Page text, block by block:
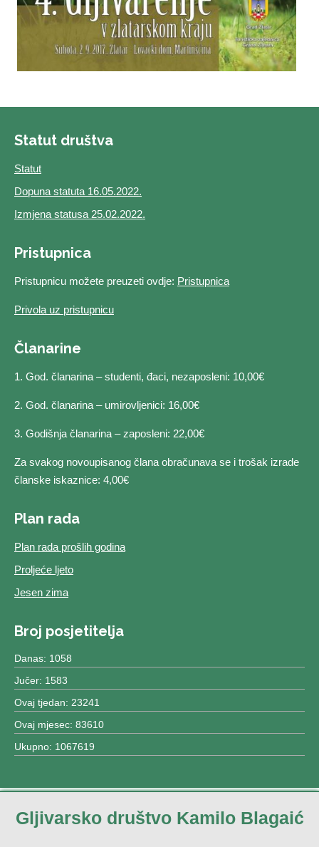
Statut društva
Statut
Dopuna statuta 16.05.2022.
Izmjena statusa 25.02.2022.
Pristupnica
Pristupnicu možete preuzeti ovdje: Pristupnica
Privola uz pristupnicu
Članarine
1. God. članarina – studenti, đaci, nezaposleni: 10,00€
2. God. članarina – umirovljenici: 16,00€
3. Godišnja članarina – zaposleni: 22,00€
Za svakog novoupisanog člana obračunava se i trošak izrade
članske iskaznice: 4,00€
Plan rada
Plan rada prošlih godina
Proljeće ljeto
Jesen zima
Broj posjetitelja
Danas: 1058
Jučer: 1583
Ovaj tjedan: 23241
Ovaj mjesec: 83610
Ukupno: 1067619
Gljivarsko društvo Kamilo Blagaić